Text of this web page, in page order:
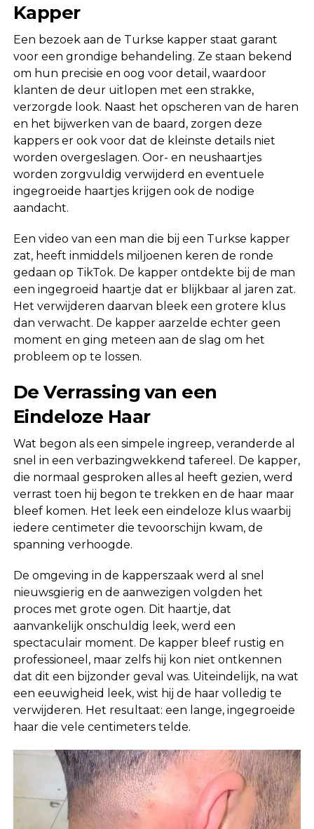
Kapper
Een bezoek aan de Turkse kapper staat garant
voor een grondige behandeling. Ze staan bekend
om hun precisie en oog voor detail, waardoor
klanten de deur uitlopen met een strakke,
verzorgde look. Naast het opscheren van de haren
en het bijwerken van de baard, zorgen deze
kappers er ook voor dat de kleinste details niet
worden overgeslagen. Oor- en neushaartjes
worden zorgvuldig verwijderd en eventuele
ingegroeide haartjes krijgen ook de nodige
aandacht.
Een video van een man die bij een Turkse kapper
zat, heeft inmiddels miljoenen keren de ronde
gedaan op TikTok. De kapper ontdekte bij de man
een ingegroeid haartje dat er blijkbaar al jaren zat.
Het verwijderen daarvan bleek een grotere klus
dan verwacht. De kapper aarzelde echter geen
moment en ging meteen aan de slag om het
probleem op te lossen.
De Verrassing van een
Eindeloze Haar
Wat begon als een simpele ingreep, veranderde al
snel in een verbazingwekkend tafereel. De kapper,
die normaal gesproken alles al heeft gezien, werd
verrast toen hij begon te trekken en de haar maar
bleef komen. Het leek een eindeloze klus waarbij
iedere centimeter die tevoorschijn kwam, de
spanning verhoogde.
De omgeving in de kapperszaak werd al snel
nieuwsgierig en de aanwezigen volgden het
proces met grote ogen. Dit haartje, dat
aanvankelijk onschuldig leek, werd een
spectaculair moment. De kapper bleef rustig en
professioneel, maar zelfs hij kon niet ontkennen
dat dit een bijzonder geval was. Uiteindelijk, na wat
een eeuwigheid leek, wist hij de haar volledig te
verwijderen. Het resultaat: een lange, ingegroeide
haar die vele centimeters telde.